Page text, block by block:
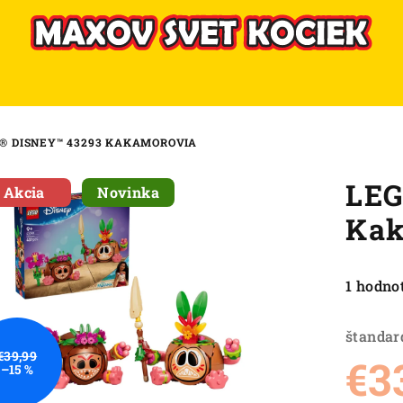
DISNEY™ 43293 KAKAMOROVIA
5,0
z
1
Akcia Novinka
–15 %